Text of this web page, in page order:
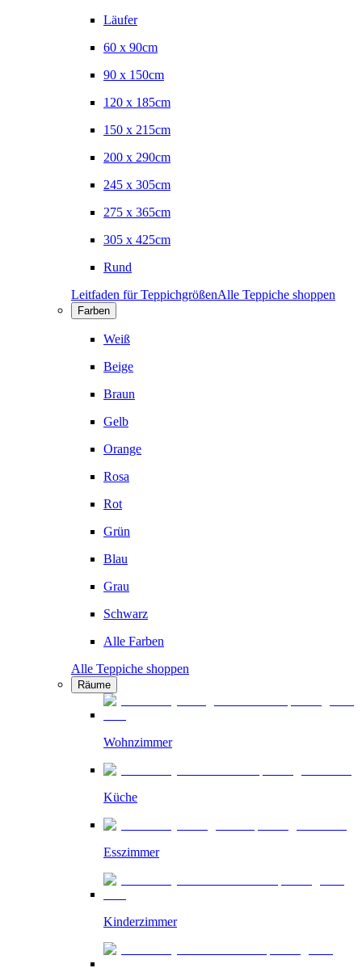
Läufer
60 x 90cm
90 x 150cm
120 x 185cm
150 x 215cm
200 x 290cm
245 x 305cm
275 x 365cm
305 x 425cm
Rund
Leitfaden für TeppichgrößenAlle Teppiche shoppen
Farben
Weiß
Beige
Braun
Gelb
Orange
Rosa
Rot
Grün
Blau
Grau
Schwarz
Alle Farben
Alle Teppiche shoppen
Räume
Wohnzimmer
Küche
Esszimmer
Kinderzimmer